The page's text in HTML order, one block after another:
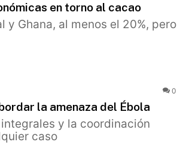
en torno al cacao
Ghana, al menos el 20%, pero
0
la amenaza del Ébola
y la coordinación
caso